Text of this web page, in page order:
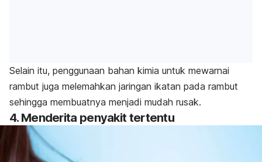
Selain itu, penggunaan bahan kimia untuk mewarnai
rambut juga melemahkan jaringan ikatan pada rambut
sehingga membuatnya menjadi mudah rusak.
4. Menderita penyakit tertentu